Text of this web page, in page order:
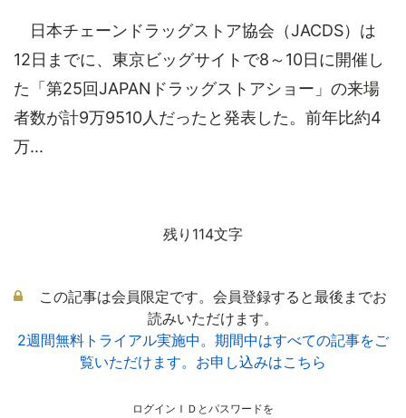
日本チェーンドラッグストア協会（JACDS）は
12日までに、東京ビッグサイトで8～10日に開催し
た「第25回JAPANドラッグストアショー」の来場
者数が計9万9510人だったと発表した。前年比約4
万...
残り114文字
この記事は会員限定です。会員登録すると最後までお
読みいただけます。
2週間無料トライアル実施中。期間中はすべての記事をご
覧いただけます。お申し込みはこちら
ログインＩＤとパスワードを